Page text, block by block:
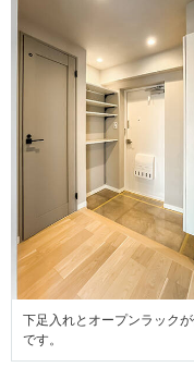
下足入れとオープンラック
です。